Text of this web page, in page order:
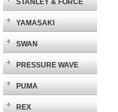
STANLEY & FORCE
YAMASAKI
SWAN
PRESSURE WAVE
PUMA
REX